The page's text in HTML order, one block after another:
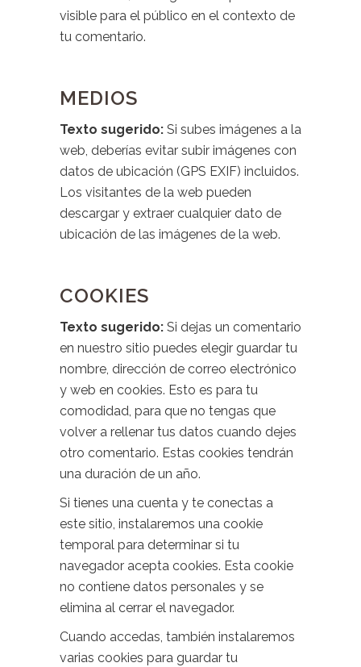
visible para el público en el contexto de
tu comentario.
MEDIOS
Texto sugerido: Si subes imágenes a la
web, deberías evitar subir imágenes con
datos de ubicación (GPS EXIF) incluidos.
Los visitantes de la web pueden
descargar y extraer cualquier dato de
ubicación de las imágenes de la web.
COOKIES
Texto sugerido: Si dejas un comentario
en nuestro sitio puedes elegir guardar tu
nombre, dirección de correo electrónico
y web en cookies. Esto es para tu
comodidad, para que no tengas que
volver a rellenar tus datos cuando dejes
otro comentario. Estas cookies tendrán
una duración de un año.
Si tienes una cuenta y te conectas a
este sitio, instalaremos una cookie
temporal para determinar si tu
navegador acepta cookies. Esta cookie
no contiene datos personales y se
elimina al cerrar el navegador.
Cuando accedas, también instalaremos
varias cookies para guardar tu